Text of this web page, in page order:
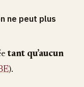
ne peut plus
tant qu’aucun
).